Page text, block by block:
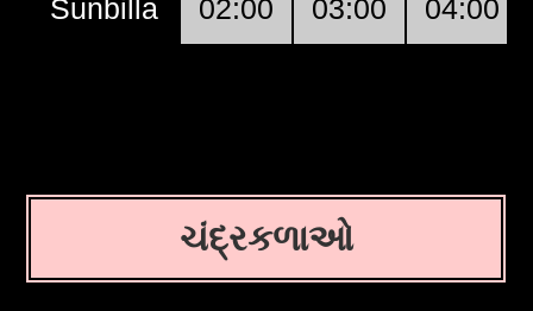
Sunbilla 02:00 03:00 04:00
ચંદ્રકળાઓ